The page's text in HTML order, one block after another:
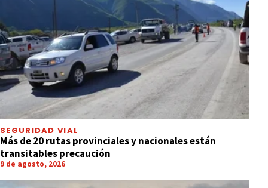
SEGURIDAD VIAL
Más de 20 rutas provinciales y nacionales están
transitables precaución
9 de agosto, 2026